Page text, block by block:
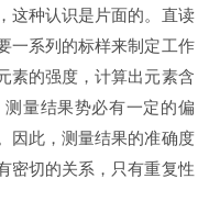
这种认识是片面的。直读
一系列的标样来制定工作
素的强度，计算出元素含
量结果势必有一定的偏
因此，测量结果的准确度
密切的关系，只有重复性